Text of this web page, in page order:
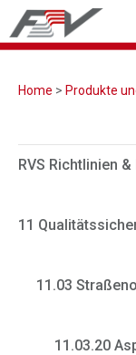
Home > Produkte
RVS Richtlinien
11
11.03
11.03.20